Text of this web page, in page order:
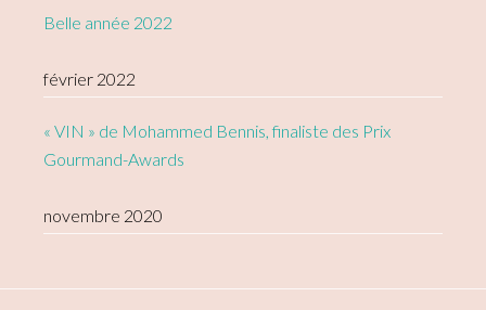
Belle année 2022
février 2022
« VIN » de Mohammed Bennis, finaliste des Prix
Gourmand-Awards
novembre 2020